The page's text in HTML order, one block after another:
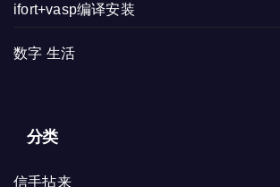
ifort+vasp编译安装
数字 生活
分类
信手拈来